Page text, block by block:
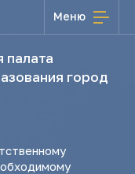
Меню
палата
город